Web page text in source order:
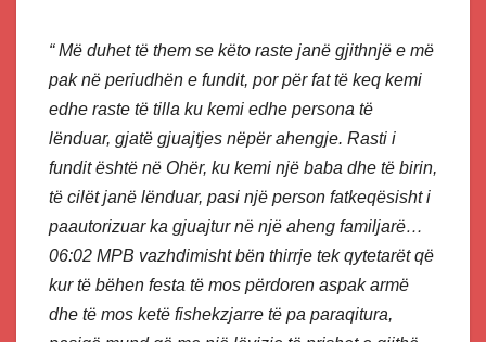
“ Më duhet të them se këto raste janë gjithnjë e më
pak në periudhën e fundit, por për fat të keq kemi
edhe raste të tilla ku kemi edhe persona të
lënduar, gjatë gjuajtjes nëpër ahengje. Rasti i
fundit është në Ohër, ku kemi një baba dhe të birin,
të cilët janë lënduar, pasi një person fatkeqësisht i
paautorizuar ka gjuajtur në një aheng familjarë…
06:02 MPB vazhdimisht bën thirrje tek qytetarët që
kur të bëhen festa të mos përdoren aspak armë
dhe të mos ketë fishekzjarre të pa paraqitura,